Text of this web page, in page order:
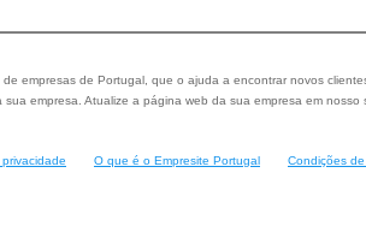
empresas de Portugal, que o ajuda a encontrar novos
empresa. Atualize a página web da sua empresa em nosso
O que é o Empresite Portugal Condições